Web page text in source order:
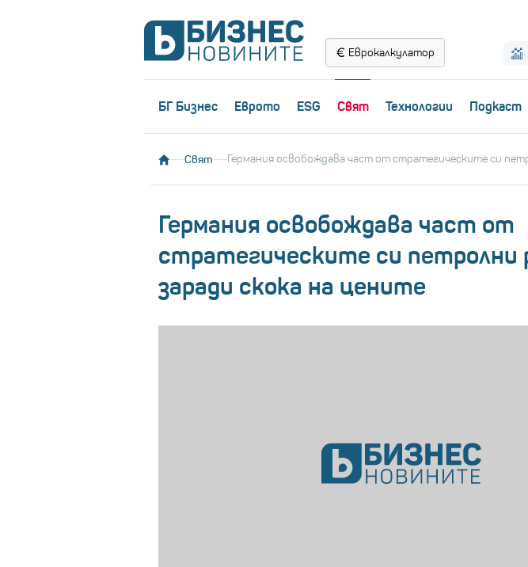
Еврокалкулатор
БГ Бизнес Еврото ESG Свят Технологии Пoдкаст
Свят Германия освобождава част от стратегическите си
Германия освобождава част от
стратегическите си петролни
заради скока на цените